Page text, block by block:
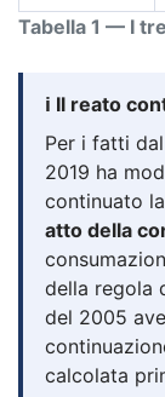
Tabella 1 — I
ℹ️ Il reato
Per i fatti
2019 ha
continuato
atto della
della regola
del 2005
calcolata